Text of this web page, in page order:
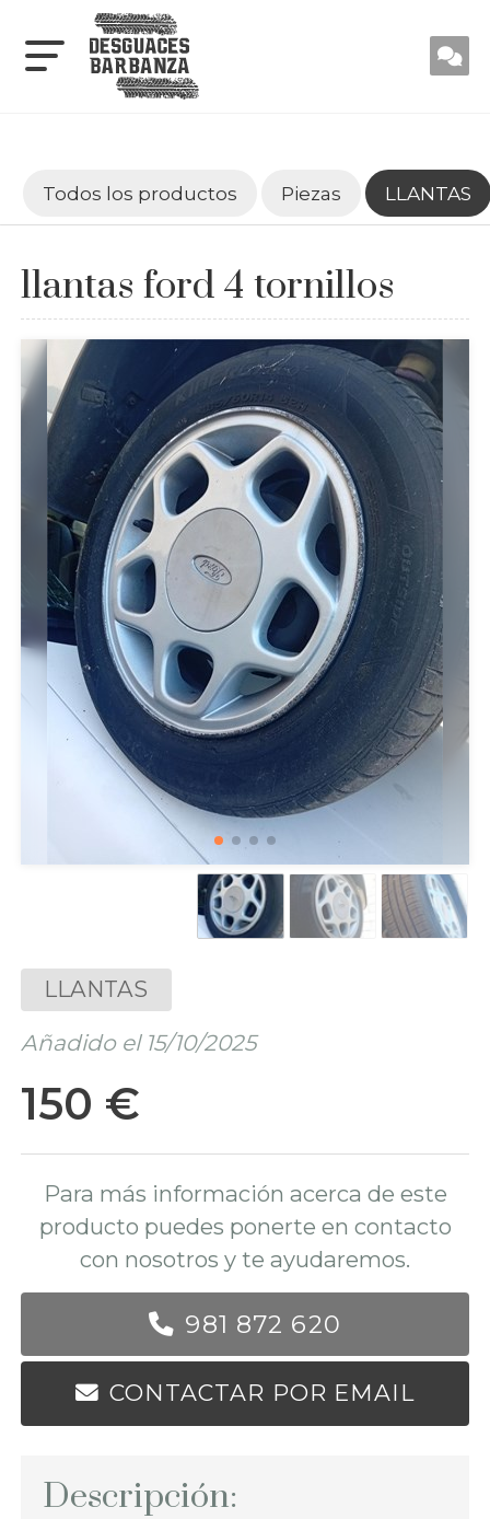
Todos los productos Piezas LLANTAS
llantas ford 4 tornillos
LLANTAS
Añadido el 15/10/2025
150 €
Para más información acerca de este
producto puedes ponerte en contacto
con nosotros y te ayudaremos.
981 872 620
CONTACTAR POR EMAIL
Descripción: